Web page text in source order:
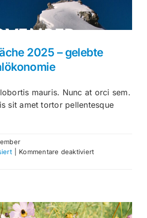
2025 – gelebte
mauris. Nunc at orci sem.
sit amet tortor pellentesque
Kommentare deaktiviertfür